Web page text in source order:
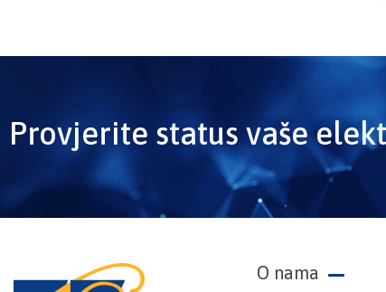
Provjerite status vaše
O nama